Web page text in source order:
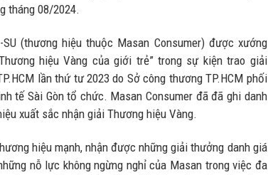
tháng 08/2024.
SU (thương hiệu thuộc Masan Consumer) được xướng
hiệu Vàng của giới trẻ” trong sự kiện trao giải
lần thứ tư 2023 do Sở công thương TP.HCM phối
tế Sài Gòn tổ chức. Masan Consumer đã đã ghi danh
xuất sắc nhận giải Thương hiệu Vàng.
hiệu mạnh, nhận được những giải thưởng danh giá
nỗ lực không ngừng nghỉ của Masan trong việc đa